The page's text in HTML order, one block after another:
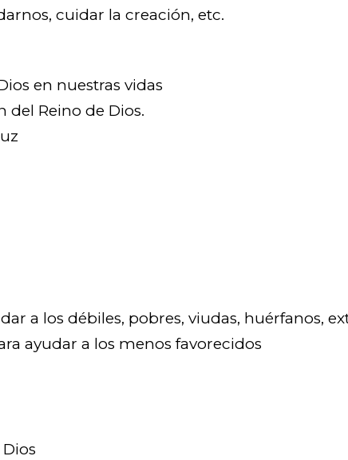
cuidar la creación, etc.
en nuestras vidas
del Reino de Dios.
a los débiles, pobres, viudas, huérfanos,
ayudar a los menos favorecidos